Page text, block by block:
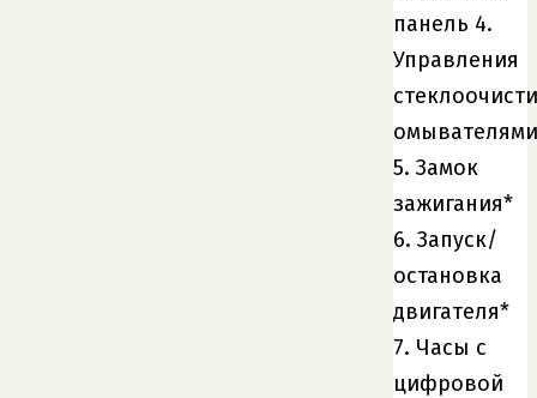
панель 4.
Управления
омывателями
5. Замок
зажигания*
6. Запуск/
остановка
двигателя*
7. Часы с
цифровой